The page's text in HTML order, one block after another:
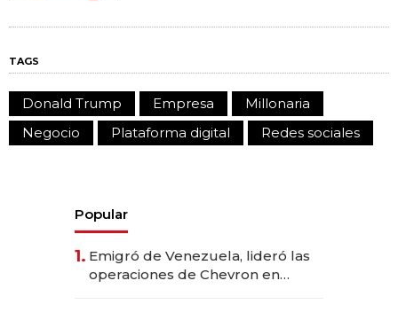
TAGS
Donald Trump Empresa
Millonaria
Negocio
Plataforma digital Redes sociales
Popular
1. Emigró de Venezuela, lideró las
operaciones de Chevron en